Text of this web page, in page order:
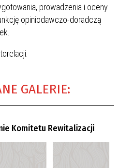
prowadzenia i oceny
opiniodawczo-doradczą
GALERIE:
Komitetu Rewitalizacji